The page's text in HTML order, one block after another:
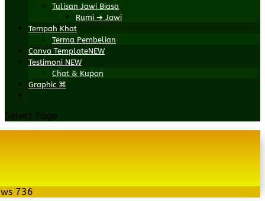
Tulisan Jawi Biasa
Rumi ➔ Jawi
Tempah Khat
Terma Pembelian
Canva TemplateNEW
Testimoni NEW
Chat & Kupon
Graphic ⌘
Select Page
736